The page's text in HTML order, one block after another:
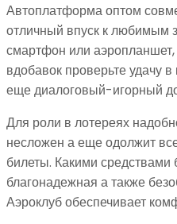
Автоплатформа оптом
отличный впуск к любимым
смартфон или
вдобавок проверьте удачу
еще диалоговый-игорный
Для роли в лотереях
несложен а еще одолжит
билеты. Какими
благонадежная а также
Аэроклуб обеспечивает